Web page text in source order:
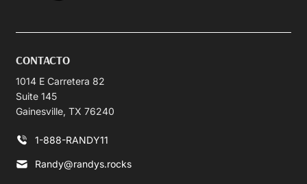
CONTACTO
1014 E Carretera 82
Suite 145
Gainesville, TX 76240
1-888-RANDY11
Randy@randys.rocks